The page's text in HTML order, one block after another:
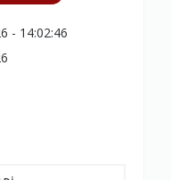
- 14:02:46